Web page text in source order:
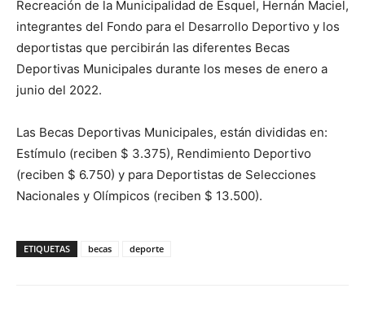
Recreación de la Municipalidad de Esquel, Hernán Maciel,
integrantes del Fondo para el Desarrollo Deportivo y los
deportistas que percibirán las diferentes Becas
Deportivas Municipales durante los meses de enero a
junio del 2022.
Las Becas Deportivas Municipales, están divididas en:
Estímulo (reciben $ 3.375), Rendimiento Deportivo
(reciben $ 6.750) y para Deportistas de Selecciones
Nacionales y Olímpicos (reciben $ 13.500).
ETIQUETAS becas deporte